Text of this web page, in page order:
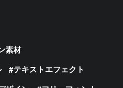
素材
テキストエフェクト